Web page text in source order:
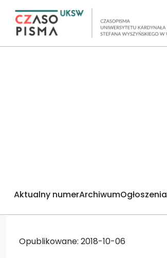
Aktualny numerArchiwumOgłoszenia
Opublikowane: 2018-10-06